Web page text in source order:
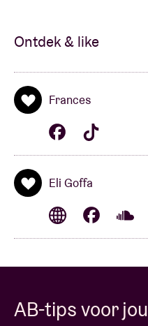
Ontdek & like
Frances
Eli Goffa
AB-tips voor jou